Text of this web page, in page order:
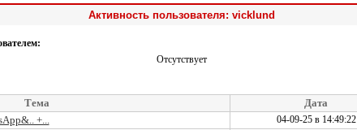
Активность пользователя: vicklund
Отсутствует
Тема
Дата
+...
04-09-25 в 14:49:22